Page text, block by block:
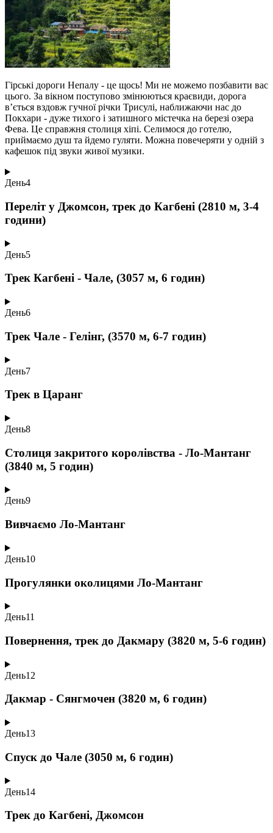
Гірські дороги Непалу - це щось! Ми не можемо позбавити вас
цього. За вікном поступово змінюються краєвиди, дорога
в’ється вздовж гучної річки Трисулі, наближаючи нас до
Покхари - дуже тихого і затишного містечка на березі озера
Фева. Це справжня столиця хіпі. Селимося до готелю,
приймаємо душ та йдемо гуляти. Можна повечеряти у одній з
кафешок під звуки живої музики.
День4
Переліт у Джомсон, трек до Кагбені (2810 м, 3-4
години)
День5
Трек Кагбені - Чале, (3057 м, 6 годин)
День6
Трек Чале - Гелінг, (3570 м, 6-7 годин)
День7
Трек в Царанг
День8
Столиця закритого королівства - Ло-Мантанг
(3840 м, 5 годин)
День9
Вивчаємо Ло-Мантанг
День10
Прогулянки околицями Ло-Мантанг
День11
Повернення, трек до Дакмару (3820 м, 5-6 годин)
День12
Дакмар - Сянгмочен (3820 м, 6 годин)
День13
Спуск до Чале (3050 м, 6 годин)
День14
Трек до Кагбені, Джомсон